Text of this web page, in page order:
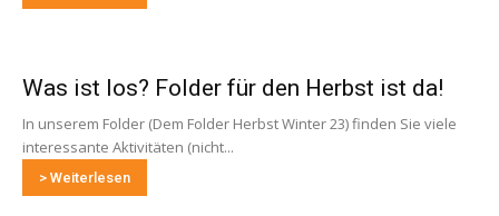
Was ist los? Folder für den Herbst ist da!
In unserem Folder (Dem Folder Herbst Winter 23) finden Sie viele
interessante Aktivitäten (nicht...
> Weiterlesen